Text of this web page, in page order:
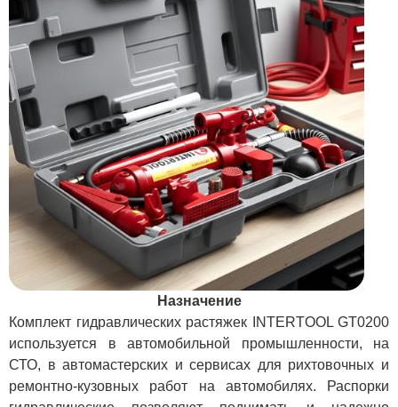
Назначение
Комплект гидравлических растяжек INTERTOOL GT0200
используется в автомобильной промышленности, на
СТО, в автомастерских и сервисах для рихтовочных и
ремонтно-кузовных работ на автомобилях. Распорки